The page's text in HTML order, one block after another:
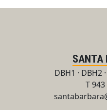
SANTA
DBH1 ·
T 943